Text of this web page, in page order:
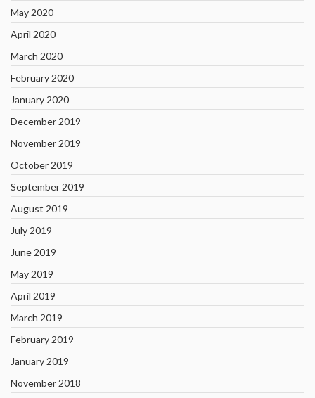
May 2020
April 2020
March 2020
February 2020
January 2020
December 2019
November 2019
October 2019
September 2019
August 2019
July 2019
June 2019
May 2019
April 2019
March 2019
February 2019
January 2019
November 2018